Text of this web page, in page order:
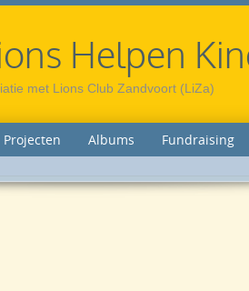
Helpen
met Lions Club Zandvoort (LiZa)
Projecten Albums Fundraising